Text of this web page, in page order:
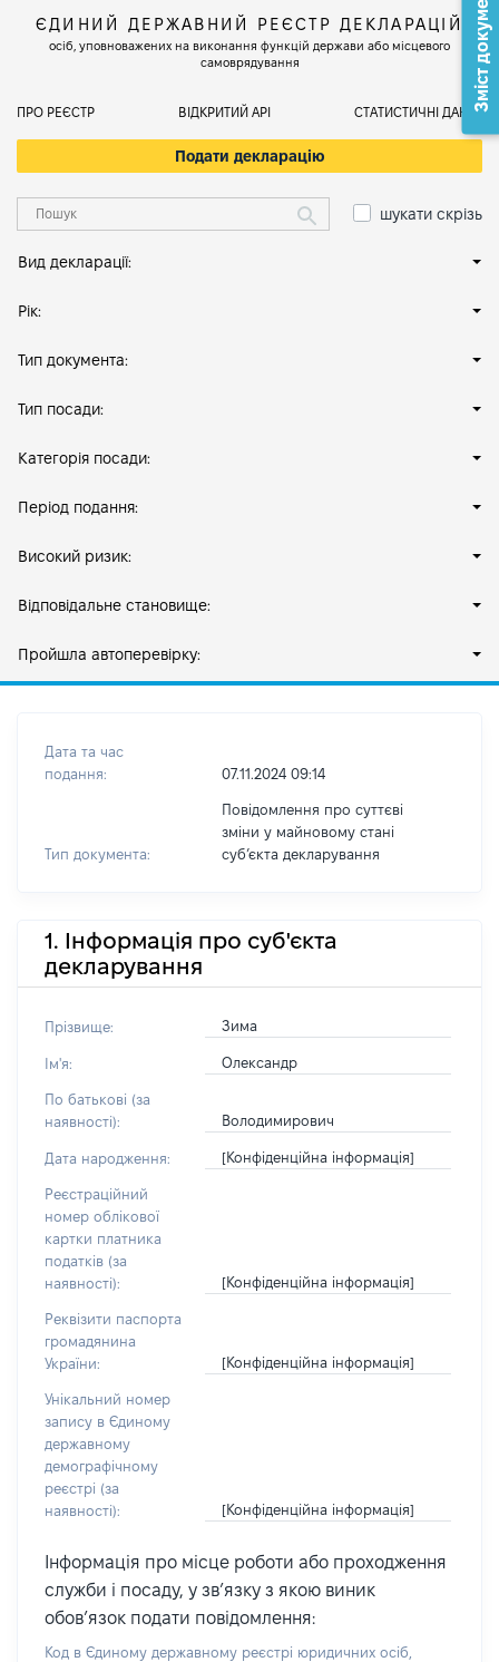
ЄДИНИЙ ДЕРЖАВНИЙ РЕЄСТР ДЕКЛАРАЦІЙ
осіб, уповноважених на виконання функцій держави або місцевого
самоврядування
ПРО РЕЄСТР ВІДКРИТИЙ АРІ СТАТИСТИЧНІ ДАНІ
Подати декларацію
шукати скрізь
Вид декларації:
Рік:
Тип документа:
Тип посади:
Категорія посади:
Період подання:
Високий ризик:
Відповідальне становище:
Пройшла автоперевірку:
Дата та час
подання:
07.11.2024 09:14
Тип документа:
Повідомлення про суттєві
зміни у майновому стані
субʼєкта декларування
1. Інформація про суб'єкта
декларування
Прізвище: Зима
Ім'я: Олександр
По батькові (за
наявності):
Володимирович
Дата народження: [Конфіденційна інформація]
Реєстраційний
номер облікової
картки платника
податків (за
наявності):
[Конфіденційна інформація]
Реквізити паспорта
громадянина
України:
[Конфіденційна інформація]
Унікальний номер
запису в Єдиному
державному
демографічному
реєстрі (за
наявності):
[Конфіденційна інформація]
Інформація про місце роботи або проходження
служби і посаду, у зв’язку з якою виник
обов’язок подати повідомлення:
Код в Єдиному державному реєстрі юридичних осіб,
Зміст документа